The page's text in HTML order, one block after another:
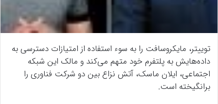
توییتر، مایکروسافت را به سوء استفاده از امتیازات دسترسی به
داده‌هایش به پلتفرم خود متهم می‌کند و مالک این شبکه
اجتماعی، ایلان ماسک، آتش نزاع بین دو شرکت فناوری را
برانگیخته است.